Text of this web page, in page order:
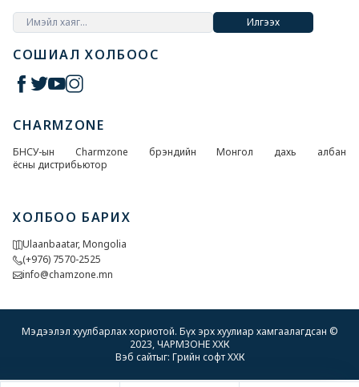
Илгээх
СОШИАЛ ХОЛБООС
CHARMZONE
БНСУ-ын Charmzone брэндийн Монгол дахь албан
ёсны дистрибьютор
ХОЛБОО БАРИХ
Ulaanbaatar, Mongolia
(+976) 7570-2525
info@chamzone.mn
Мэдээлэл хуулбарлах хориотой. Бүх эрх хуулиар хамгаалагдсан ©
2023, ЧАРМЗОНЕ ХХК
Вэб сайтыг: Грийн софт ХХК